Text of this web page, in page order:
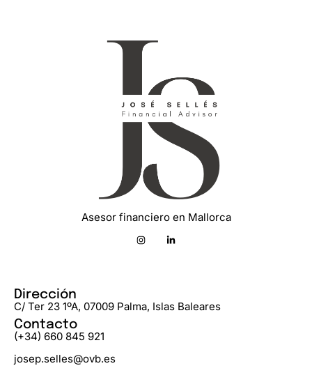
Asesor financiero en Mallorca
Dirección
C/ Ter 23 1ºA, 07009 Palma, Islas Baleares
Contacto
(+34) 660 845 921
josep.selles@ovb.es